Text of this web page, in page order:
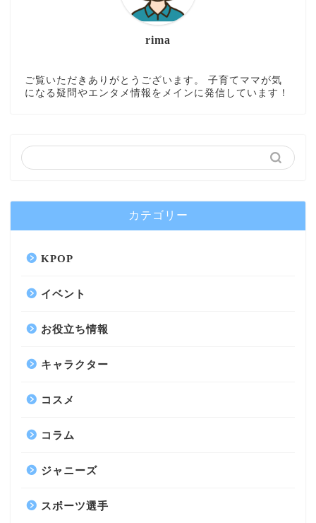
rima
ご覧いただきありがとうございます。 子育てママが気
になる疑問やエンタメ情報をメインに発信しています！
カテゴリー
KPOP
イベント
お役立ち情報
キャラクター
コスメ
コラム
ジャニーズ
スポーツ選手